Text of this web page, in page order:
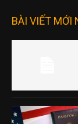
BÀI VIẾT MỚI